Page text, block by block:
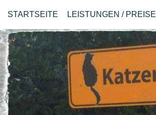
STARTSEITE LEISTUNGEN / PREISE